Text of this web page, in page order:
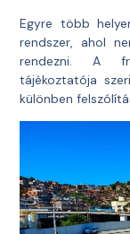
Egyre több
rendszer, ahol
rendezni. A
tájékoztatója
különben